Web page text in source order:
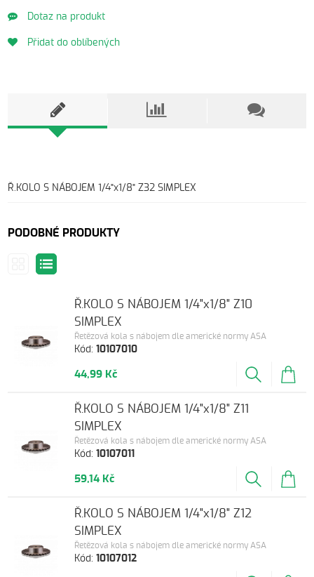
Dotaz na produkt
Přidat do oblíbených
Ř.KOLO S NÁBOJEM 1/4"x1/8" Z32 SIMPLEX
PODOBNÉ PRODUKTY
Kód:10107010
Řetězová kola s nábojem dle americké normy ASA
Ř.KOLO S NÁBOJEM 1/4"x1/8" Z10
SIMPLEX
44,99 Kč
Kód:10107011
Řetězová kola s nábojem dle americké normy ASA
Ř.KOLO S NÁBOJEM 1/4"x1/8" Z11
SIMPLEX
59,14 Kč
Kód:10107012
Řetězová kola s nábojem dle americké normy ASA
Ř.KOLO S NÁBOJEM 1/4"x1/8" Z12
SIMPLEX